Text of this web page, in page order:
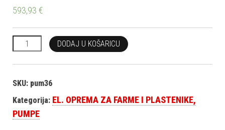
593,93 €
Solarna pumpa 400W 36V količina
DODAJ U KOŠARICU
SKU: pum36
Kategorija: EL. OPREMA ZA FARME I PLASTENIKE,
PUMPE